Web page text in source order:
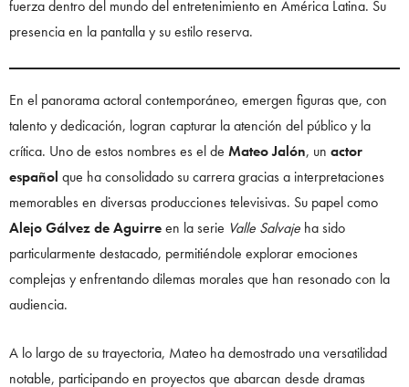
fuerza dentro del mundo del entretenimiento en América Latina. Su
presencia en la pantalla y su estilo reserva.
En el panorama actoral contemporáneo, emergen figuras que, con
talento y dedicación, logran capturar la atención del público y la
crítica. Uno de estos nombres es el de Mateo Jalón, un actor
español que ha consolidado su carrera gracias a interpretaciones
memorables en diversas producciones televisivas. Su papel como
Alejo Gálvez de Aguirreen la serie Valle Salvaje ha sido
particularmente destacado, permitiéndole explorar emociones
complejas y enfrentando dilemas morales que han resonado con la
audiencia.
A lo largo de su trayectoria, Mateo ha demostrado una versatilidad
notable, participando en proyectos que abarcan desde dramas